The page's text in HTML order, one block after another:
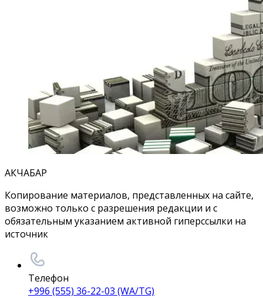
АКЧАБАР
Копирование материалов, представленных на сайте,
возможно только с разрешения редакции и с
обязательным указанием активной гиперссылки на
источник
Телефон
+996 (555) 36-22-03 (WA/TG)